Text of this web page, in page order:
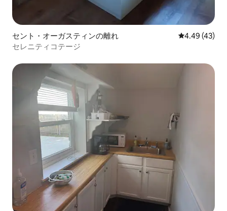
セント・オーガスティンの離れ レビュー43
4.49 (43)
セレニティコテージ